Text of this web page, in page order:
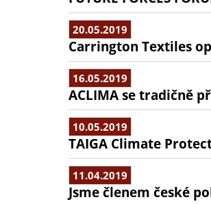
20.05.2019
Carrington Textiles
16.05.2019
ACLIMA se tradičně
10.05.2019
TAIGA Climate
11.04.2019
Jsme členem české